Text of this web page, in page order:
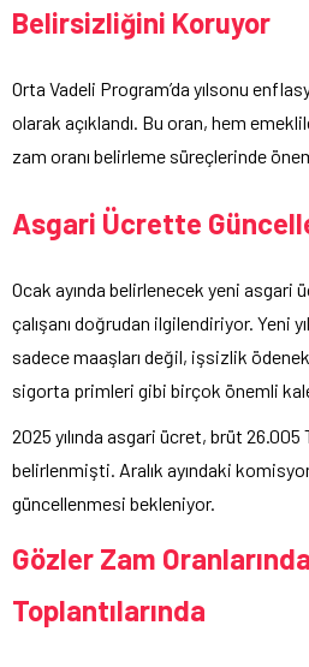
Belirsizliğini Koruyor
Orta Vadeli Program’da yılsonu
olarak açıklandı. Bu oran, hem
zam oranı belirleme süreçlerinde
Asgari Ücrette
Ocak ayında belirlenecek yeni asgari
çalışanı doğrudan ilgilendiriyor. Yeni
sadece maaşları değil, işsizlik
sigorta primleri gibi birçok önemli
2025 yılında asgari ücret, brüt
belirlenmişti. Aralık ayındaki
güncellenmesi bekleniyor.
Gözler Zam
Toplantılarında